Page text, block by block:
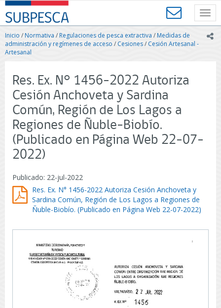
Contenido
principal
SUBPESCA
-
Subsecretaría
de
Pesca
Gobierno
de
Chile
Inicio /Normativa / Regulaciones de pesca extractiva / Medidas de
administración y regímenes de acceso / Cesiones/ Cesión Artesanal -
Artesanal
Res. Ex. N° 1456-2022 Autoriza
Cesión Anchoveta y Sardina
Común, Región de Los Lagos a
Regiones de Ñuble-Biobío.
(Publicado en Página Web 22-07-
2022)
Publicado: 22-jul-2022
Res. Ex. N° 1456-2022 Autoriza Cesión Anchoveta y
Sardina Común, Región de Los Lagos a Regiones de
Ñuble-Biobío. (Publicado en Página Web 22-07-2022)